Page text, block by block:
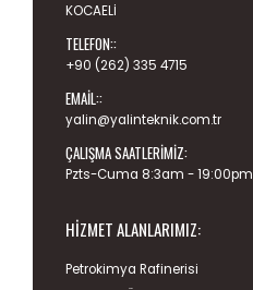
KOCAELİ
TELEFON::
+90 (262) 335 4715
EMAIL::
yalin@yalinteknik.com.tr
ÇALIŞMA SAATLERIMIZ:
Pzts-Cuma 8:3am - 19:00pm
HIZMET ALANLARIMIZ:
Petrokimya Rafinerisi